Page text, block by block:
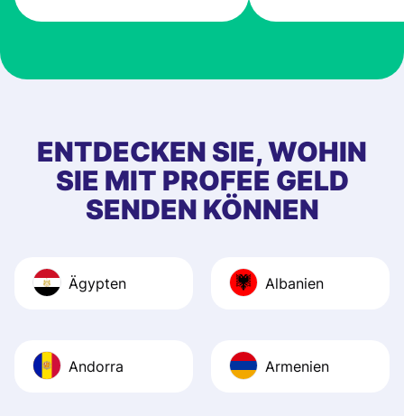
ENTDECKEN SIE, WOHIN
SIE MIT PROFEE GELD
SENDEN KÖNNEN
Ägypten Albanien
Andorra Armenien